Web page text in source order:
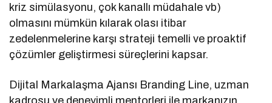
kriz simülasyonu, çok kanallı müdahale vb)
olmasını mümkün kılarak olası itibar
zedelenmelerine karşı strateji temelli ve proaktif
çözümler geliştirmesi süreçlerini kapsar.
Dijital Markalaşma Ajansı Branding Line, uzman
kadrosu ve deneyimli mentorleri ile markanızın